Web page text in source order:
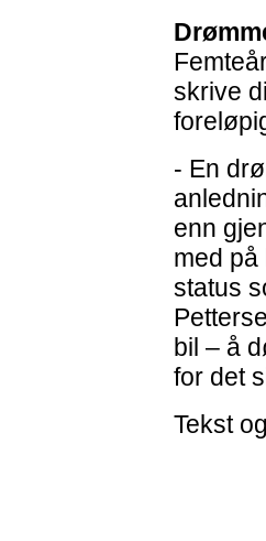
skrive
- En
enn
med
status
bil – å
for det
Tekst